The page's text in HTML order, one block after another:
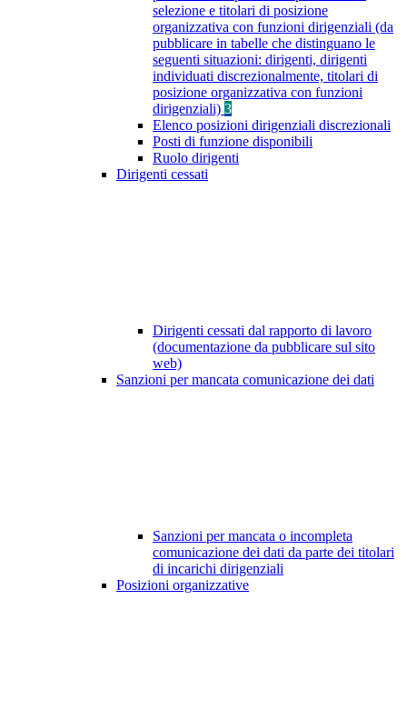
selezione e titolari di posizione
organizzativa con funzioni dirigenziali (da
pubblicare in tabelle che distinguano le
seguenti situazioni: dirigenti, dirigenti
individuati discrezionalmente, titolari di
posizione organizzativa con funzioni
dirigenziali) 3
Elenco posizioni dirigenziali discrezionali
Posti di funzione disponibili
Ruolo dirigenti
Dirigenti cessati
Dirigenti cessati dal rapporto di lavoro
(documentazione da pubblicare sul sito
web)
Sanzioni per mancata comunicazione dei dati
Sanzioni per mancata o incompleta
comunicazione dei dati da parte dei titolari
di incarichi dirigenziali
Posizioni organizzative